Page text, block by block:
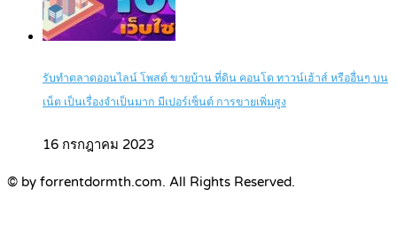
รับทำตลาดออนไลน์ โพสต์ ขายบ้าน ที่ดิน คอนโด ทาวน์เฮ้าส์ หรืออื่นๆ บน
เน็ต เป็นเรื่องจำเป็นมาก มีเปอร์เซ็นต์ การขายเพิ่มสูง
16 กรกฎาคม 2023
© by forrentdormth.com. All Rights Reserved.